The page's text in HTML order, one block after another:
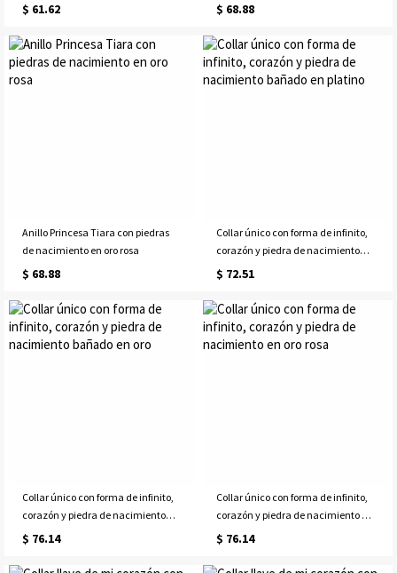
$ 61.62 $ 68.88
Anillo Princesa Tiara con piedras
de nacimiento en oro rosa
$ 68.88
Collar único con forma de infinito,
corazón y piedra de nacimiento
bañado en platino
$ 72.51
Collar único con forma de infinito,
corazón y piedra de nacimiento
bañado en oro
$ 76.14
Collar único con forma de infinito,
corazón y piedra de nacimiento en
oro rosa
$ 76.14